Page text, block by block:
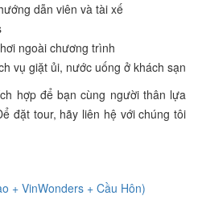
dẫn viên và tài xế
ngoài chương trình
vụ giặt ủi, nước uống ở khách sạn
hợp để bạn cùng người thân lựa
đặt tour, hãy liên hệ với chúng tôi
+ VinWonders + Cầu Hôn)